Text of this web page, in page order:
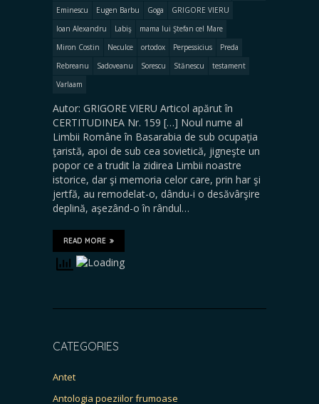
Eminescu
Eugen Barbu Goga
GRIGORE VIERU
Ioan Alexandru
Labiş
mama lui Ştefan cel Mare
Miron Costin
Neculce ortodox Perpessicius
Preda
Rebreanu
Sadoveanu Sorescu Stănescu
testament
Varlaam
Autor: GRIGORE VIERU Articol apărut în
CERTITUDINEA Nr. 159 […] Noul nume al
Limbii Române în Basarabia de sub ocupaţia
ţaristă, apoi de sub cea sovietică, jigneşte un
popor ce a trudit la zidirea Limbii noastre
istorice, dar şi memoria celor care, prin har şi
jertfă, au remodelat-o, dându-i o desăvârşire
deplină, aşezând-o în rândul…
READ MORE
CATEGORIES
Antet
Antologia poeziilor frumoase